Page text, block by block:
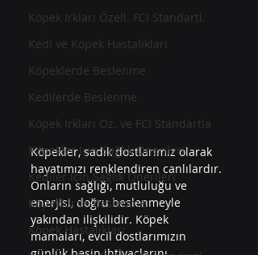
Köpek Irkları Özell. FCI Standartl.
Kedi ve Köpek Hastalıkları
Köpeklerde Beslenme
Kedilerde Beslenme
Köpek Irkları Öz. ve FCI Standartla
Köpekler İçin Sağlık Önerileri
Kediler İçin Sağlık Önerileri
Köpeklerde Beslenme
Köpek Hastalıkları
Köpekler, sadık dostlarımız olarak
hayatımızı renklendiren canlılardır.
Onların sağlığı, mutluluğu ve
enerjisi, doğru beslenmeyle
yakından ilişkilidir. Köpek
mamaları, evcil dostlarımızın